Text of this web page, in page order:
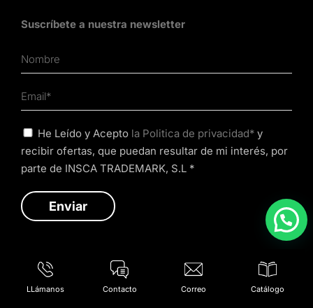
LLámanos Contacto Correo Catálogo
Suscríbete a nuestra newsletter
He Leído y Acepto la Politica de privacidad* y
recibir ofertas, que puedan resultar de mi interés, por
parte de INSCA TRADEMARK, S.L *